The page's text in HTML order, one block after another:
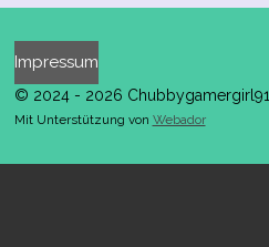
Impressum
© 2024 - 2026 Chubbygamergirl91
Mit Unterstützung von Webador